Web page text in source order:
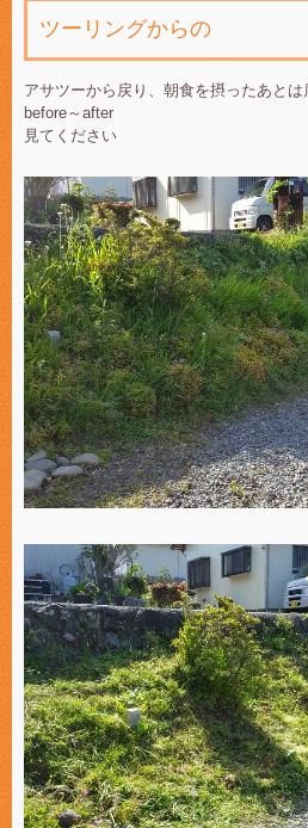
ツーリングからの
アサツーから戻り、朝食を摂ったあとは
before～after
見てください